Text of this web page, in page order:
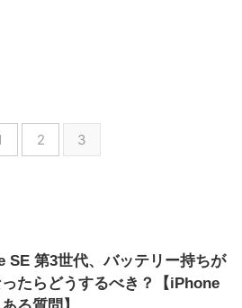
2 3
SE 第3世代、バッテリー持ちが
たらどうするべき？【iPhone